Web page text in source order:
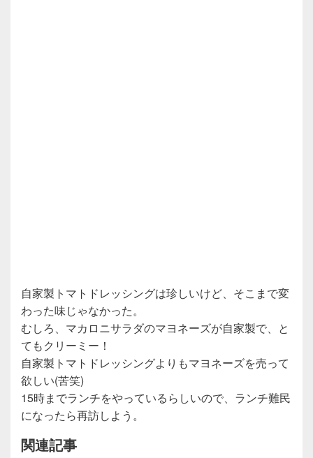
自家製トマトドレッシングは珍しいけど、そこまで変
わった味じゃなかった。
むしろ、マカロニサラダのマヨネーズが自家製で、と
てもクリーミー！
自家製トマトドレッシングよりもマヨネーズを売って
欲しい(苦笑)
15時までランチをやっているらしいので、ランチ難民
になったら再訪しよう。
関連記事